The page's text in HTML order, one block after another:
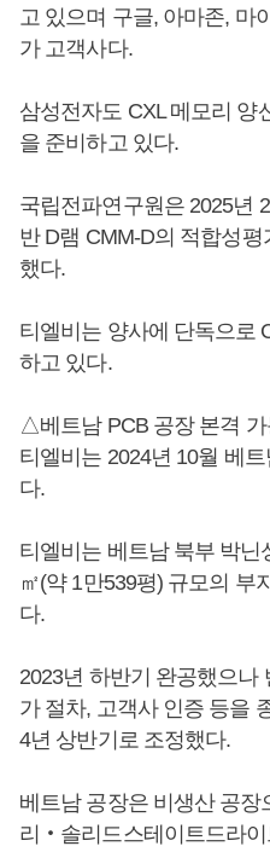
고 있으며 구글, 아마존, 마
가 고객사다.
삼성전자도 CXL 메모리 양
을 준비하고 있다.
국립전파연구원은 2025년
반 D램 CMM-D의 적합성
했다.
티엘비는 양사에 단독으로
하고 있다.
△베트남 PCB 공장 본격 가
티엘비는 2024년 10월 베
다.
티엘비는 베트남 북부 박닌
㎡(약 1만539평) 규모의 부
다.
2023년 하반기 완공했으나
가 절차, 고객사 인증 등을
4년 상반기로 조정했다.
베트남 공장은 비생산 공
리‧솔리드스테이트드라이